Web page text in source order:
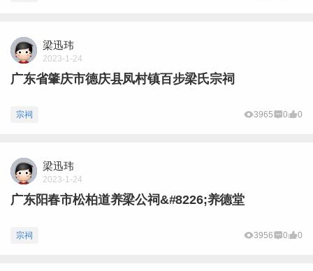
梁迅玮
2023-1-24
广东省肇庆市德庆县凤村镇百步梁氏宗祠
宗祠 3965 0 0
梁迅玮
2023-1-24
广东阳春市松柏道养梁公祠&#8226;养德堂
宗祠 3956 0 0